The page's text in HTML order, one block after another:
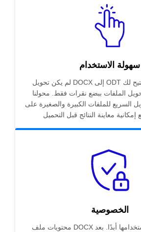
سهولة الاستخدام
لم يكن تحويل DOCX إلى ODT أسهل من قبل. يتيح لك
تحويل الملفات ببضع نقرات فقط. محولنا
السريع للملفات الكبيرة والصغيرة على
الخصوصية
محتويات ملف DOCX لا تُقرأ ولا تُعاد استخدامها أبدًا. بعد